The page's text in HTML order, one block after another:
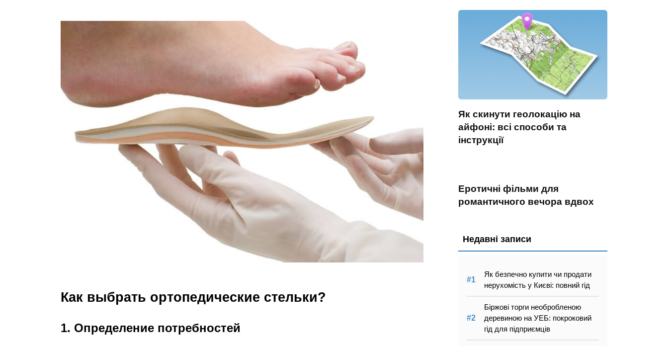
Как выбрать ортопедические стельки?
1. Определение потребностей
Як скинути геолокацію на
айфоні: всі способи та
інструкції
Еротичні фільми для
романтичного вечора вдвох
Недавні записи
Як безпечно купити чи продати
нерухомість у Києві: повний гід
Біржові торги необробленою
деревиною на УЕБ: покроковий
гід для підприємців